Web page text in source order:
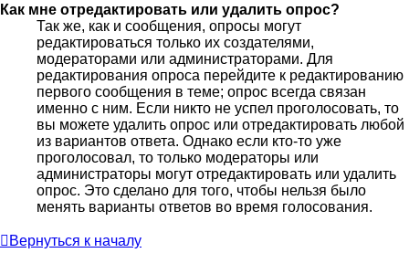
Как мне отредактировать или удалить опрос?
Так же, как и сообщения, опросы могут
редактироваться только их создателями,
модераторами или администраторами. Для
редактирования опроса перейдите к редактированию
первого сообщения в теме; опрос всегда связан
именно с ним. Если никто не успел проголосовать, то
вы можете удалить опрос или отредактировать любой
из вариантов ответа. Однако если кто-то уже
проголосовал, то только модераторы или
администраторы могут отредактировать или удалить
опрос. Это сделано для того, чтобы нельзя было
менять варианты ответов во время голосования.
Вернуться к началу